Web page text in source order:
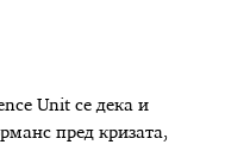
Unit се дека и
пред кризата,